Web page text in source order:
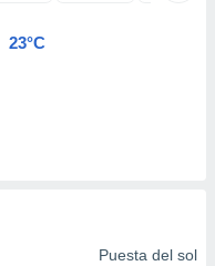
23°C
Puesta del sol